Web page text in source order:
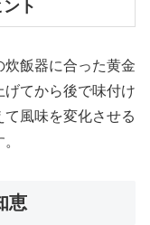
ト
飯器に合った黄金
げてから後で味付け
風味を変化させる
恵